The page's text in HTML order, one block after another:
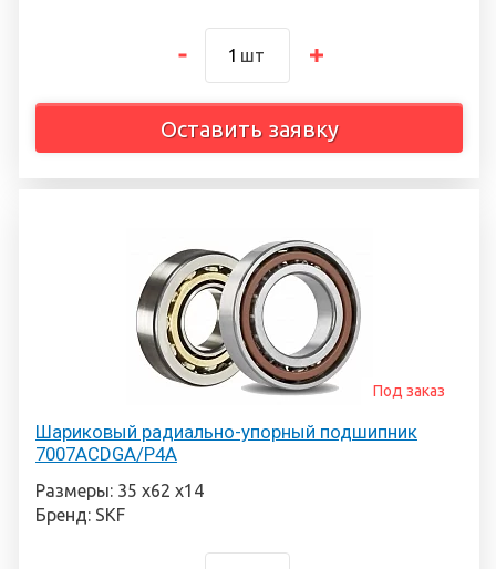
шт
Оставить заявку
Шариковый радиально-упорный подшипник
7007ACDGA/P4A
Под заказ
Размеры: 35 х62 х14
Бренд: SKF